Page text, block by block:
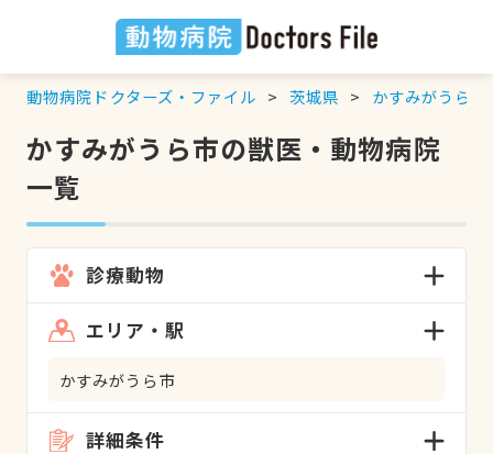
動物病院ドクターズ・ファイル 茨城県 かすみがうら市
かすみがうら市の獣医・動物病院
一覧
診療動物
エリア・駅
かすみがうら市
詳細条件